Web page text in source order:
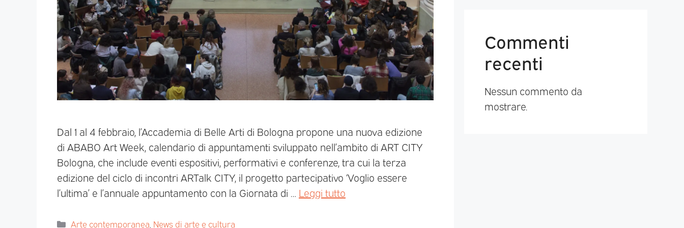
Dal 1 al 4 febbraio, l’Accademia di Belle Arti di Bologna propone una nuova edizione
di ABABO Art Week, calendario di appuntamenti sviluppato nell’ambito di ART CITY
Bologna, che include eventi espositivi, performativi e conferenze, tra cui la terza
edizione del ciclo di incontri ARTalk CITY, il progetto partecipativo ‘Voglio essere
l’ultima’ e l’annuale appuntamento con la Giornata di … Leggi tutto
Arte contemporanea News di arte e cultura
Commenti
recenti
Nessun commento da
mostrare.